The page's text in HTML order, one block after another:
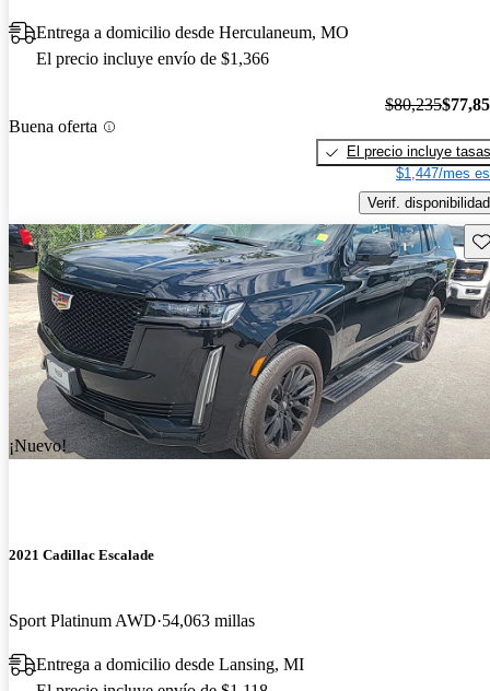
Entrega a domicilio desde Herculaneum, MO
El precio incluye envío de $1,366
Buena oferta
$80,235
El precio incluye tasas
$1,447/mes
Verif. disponibilidad
¡Nuevo!
2021 Cadillac Escalade
Sport Platinum AWD 54,063 millas
Entrega a domicilio desde Lansing, MI